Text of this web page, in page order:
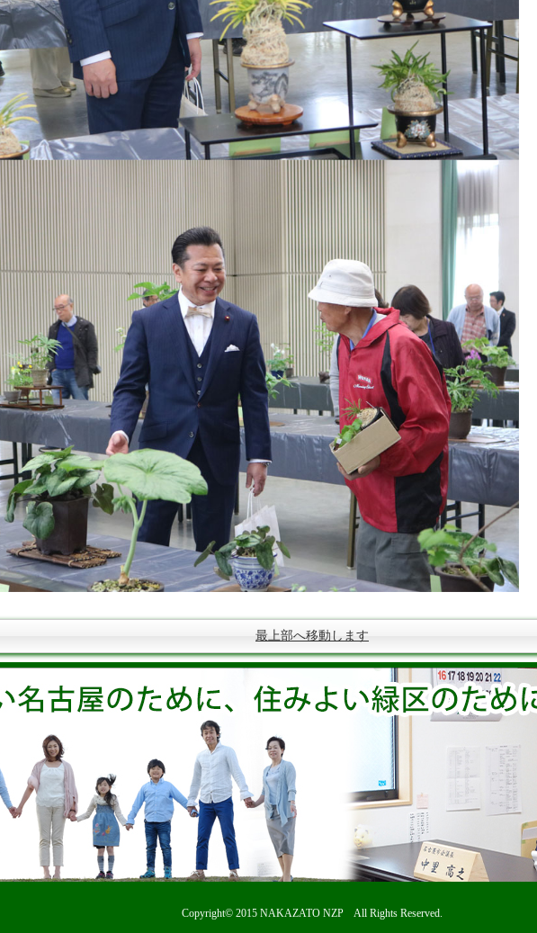
最上部へ移動します
Copyright© 2015 NAKAZATO NZP All Rights Reserved.